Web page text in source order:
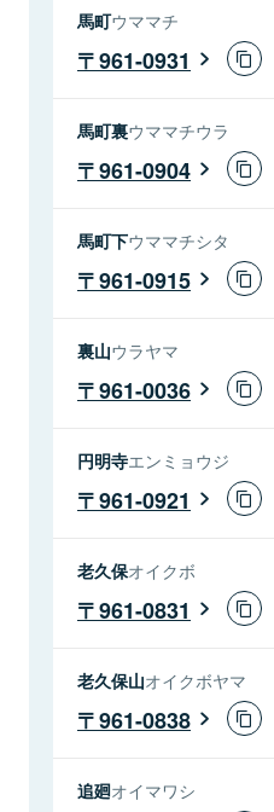
馬町ウママチ
961-0931
馬町裏ウママチウラ
961-0904
馬町下ウママチシタ
961-0915
裏山ウラヤマ
961-0036
円明寺エンミョウジ
961-0921
老久保オイクボ
961-0831
老久保山オイクボヤマ
961-0838
追廻オイマワシ